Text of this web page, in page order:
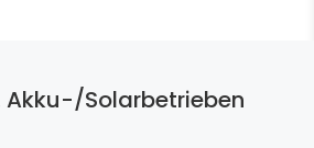
Akku-/Solarbetrieben